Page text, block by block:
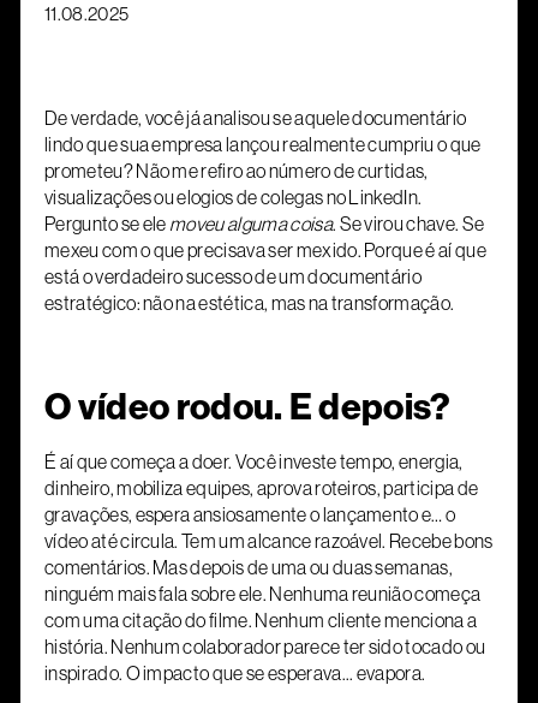
11.08.2025
De verdade, você já analisou se aquele documentário
lindo que sua empresa lançou realmente cumpriu o que
prometeu? Não me refiro ao número de curtidas,
visualizações ou elogios de colegas no LinkedIn.
Pergunto se ele moveu alguma coisa. Se virou chave. Se
mexeu com o que precisava ser mexido. Porque é aí que
está o verdadeiro sucesso de um documentário
estratégico: não na estética, mas na transformação.
O vídeo rodou. E depois?
É aí que começa a doer. Você investe tempo, energia,
dinheiro, mobiliza equipes, aprova roteiros, participa de
gravações, espera ansiosamente o lançamento e… o
vídeo até circula. Tem um alcance razoável. Recebe bons
comentários. Mas depois de uma ou duas semanas,
ninguém mais fala sobre ele. Nenhuma reunião começa
com uma citação do filme. Nenhum cliente menciona a
história. Nenhum colaborador parece ter sido tocado ou
inspirado. O impacto que se esperava... evapora.